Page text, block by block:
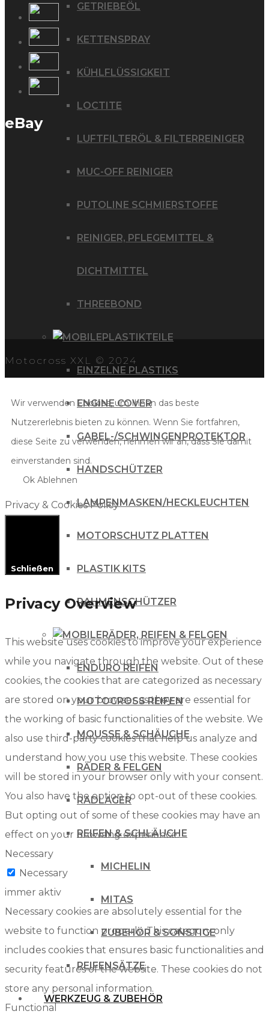
GETRIEBEÖL
KETTENSPRAY
KÜHLFLÜSSIGKEIT
LOCTITE
LUFTFILTERÖL & FILTERREINIGER
MUC-OFF REINIGER
PUTOLINE SCHMIERSTOFFE
REINIGER, PFLEGEMITTEL &
DICHTMITTEL
THREEBOND
PLASTIKTEILE
EINZELNE PLASTIKS
ENGINE COVER
GABEL-/SCHWINGENPROTEKTOR
HANDSCHÜTZER
LAMPENMASKEN/HECKLEUCHTEN
MOTORSCHUTZ PLATTEN
PLASTIK KITS
RAHMENSCHÜTZER
RÄDER, REIFEN & FELGEN
ENDURO REIFEN
MOTOCROSS REIFEN
MOUSSE & SCHÄUCHE
RÄDER & FELGEN
RADLAGER
REIFEN & SCHLÄUCHE
MICHELIN
MITAS
ZUBEHÖR & SONSTIGE
REIFENSÄTZE
WERKZEUG & ZUBEHÖR
eBay
Motocross XXL © 2024
Wir verwenden Cookies, um Ihnen das beste
Nutzererlebnis bieten zu können. Wenn Sie fortfahren,
diese Seite zu verwenden, nehmen wir an, dass Sie damit
einverstanden sind.
Ok Ablehnen
Privacy & Cookies Policy
Schließen
Privacy Overview
This website uses cookies to improve your experience
while you navigate through the website. Out of these
cookies, the cookies that are categorized as necessary
are stored on your browser as they are essential for
the working of basic functionalities of the website. We
also use third-party cookies that help us analyze and
understand how you use this website. These cookies
will be stored in your browser only with your consent.
You also have the option to opt-out of these cookies.
But opting out of some of these cookies may have an
effect on your browsing experience.
Necessary
Necessary
immer aktiv
Necessary cookies are absolutely essential for the
website to function properly. This category only
includes cookies that ensures basic functionalities and
security features of the website. These cookies do not
store any personal information.
Functional